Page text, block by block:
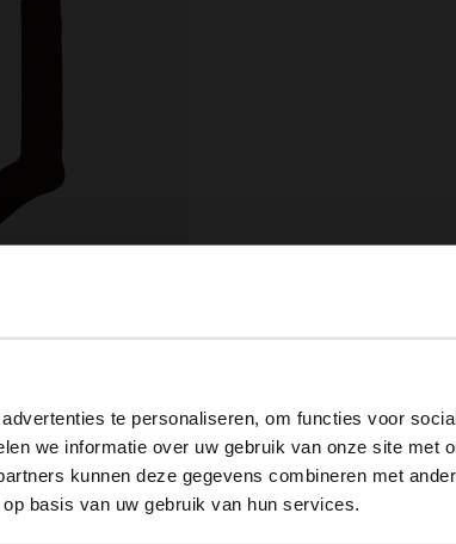
te personaliseren, om functies voor
we informatie over uw gebruik van onze site met
kunnen deze gegevens combineren met
basis van uw gebruik van hun services.
like your language isn't Dutch. Would you like to